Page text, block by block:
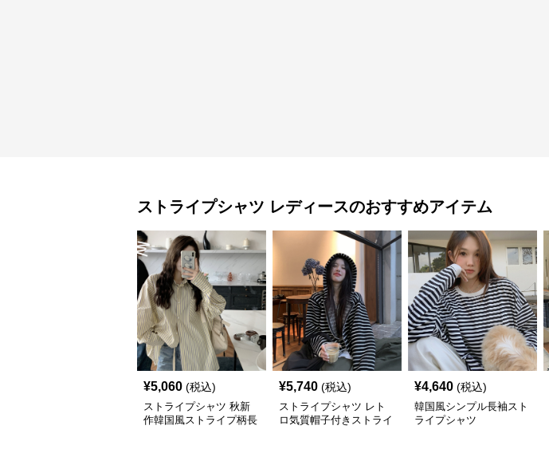
ストライプシャツ レディースのおすすめアイテム
¥5,060 (税込)
ストライプシャツ 秋新
作韓国風ストライプ柄長
¥5,740 (税込)
ストライプシャツ レト
ロ気質帽子付きストライ
¥4,640 (税込)
韓国風シンプル長袖スト
ライプシャツ